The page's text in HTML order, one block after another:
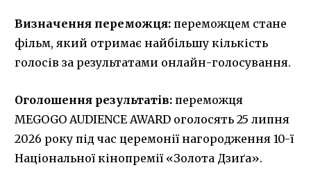
Визначення переможця: переможцем стане
фільм, який отримає найбільшу кількість
голосів за результатами онлайн-голосування.
Оголошення результатів: переможця
MEGOGO AUDIENCE AWARD оголосять 25 липня
2026 року під час церемонії нагородження 10-ї
Національної кінопремії «Золота Дзиґа».